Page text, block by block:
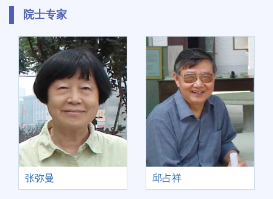
院士专家
张弥曼 邱占祥